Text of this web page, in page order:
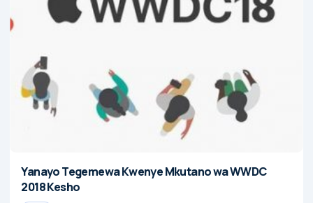
Yanayo Tegemewa Kwenye Mkutano wa WWDC
2018 Kesho